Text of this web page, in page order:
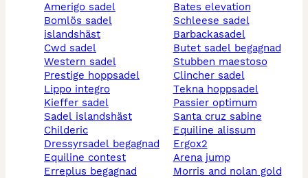
amerigo sadel
bomlös sadel
islandshäst
cwd sadel
western sadel
prestige hoppsadel
lippo integro
kieffer sadel
sadel islandshäst
childeric
dressyrsadel begagnad
equiline contest
erreplus begagnad
bates elevation
schleese sadel
barbackasadel
butet sadel begagnad
stubben maestoso
clincher sadel
tekna hoppsadel
passier optimum
santa cruz sabine
equiline alissum
ergox2
arena jump
morris and nolan gold